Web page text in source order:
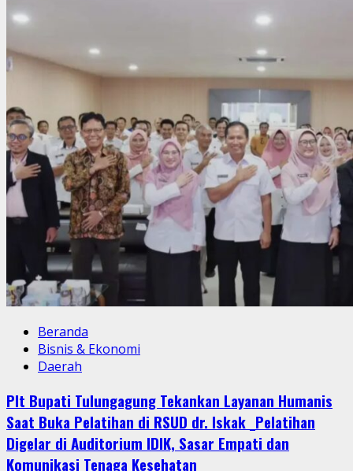
Beranda
Bisnis & Ekonomi
Daerah
Plt Bupati Tulungagung Tekankan Layanan Humanis
Saat Buka Pelatihan di RSUD dr. Iskak _Pelatihan
Digelar di Auditorium IDIK, Sasar Empati dan
Komunikasi Tenaga Kesehatan_